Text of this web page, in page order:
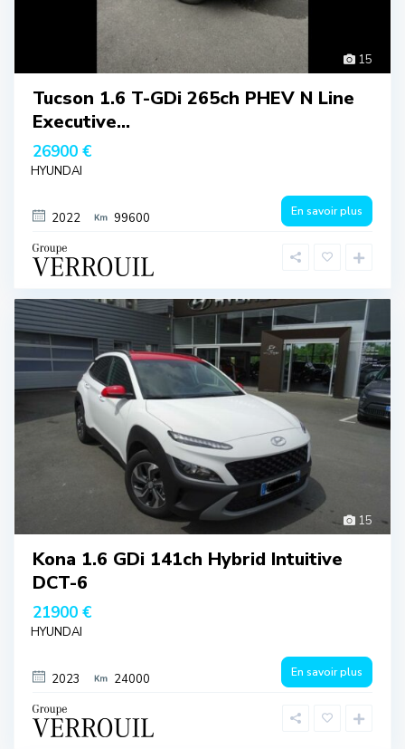
15
Tucson 1.6 T-GDi 265ch PHEV N Line
Executive...
26900 €
HYUNDAI
2022 99600 En savoir plus
15
Kona 1.6 GDi 141ch Hybrid Intuitive
DCT-6
21900 €
HYUNDAI
2023 24000 En savoir plus